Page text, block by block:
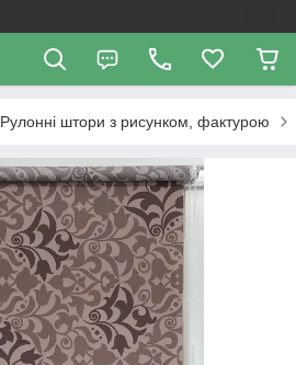
Рулонні штори з рисунком, фактурою